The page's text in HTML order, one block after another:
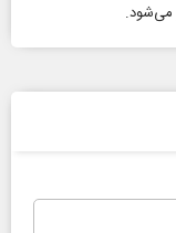
می‌شود.